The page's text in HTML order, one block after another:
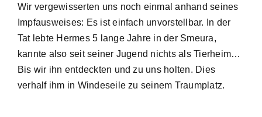
Wir vergewisserten uns noch einmal anhand seines
Impfausweises: Es ist einfach unvorstellbar. In der
Tat lebte Hermes 5 lange Jahre in der Smeura,
kannte also seit seiner Jugend nichts als Tierheim…
Bis wir ihn entdeckten und zu uns holten. Dies
verhalf ihm in Windeseile zu seinem Traumplatz.